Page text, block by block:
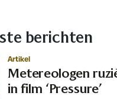
berichten
Artikel
Metereologen
in film ‘Pressure’